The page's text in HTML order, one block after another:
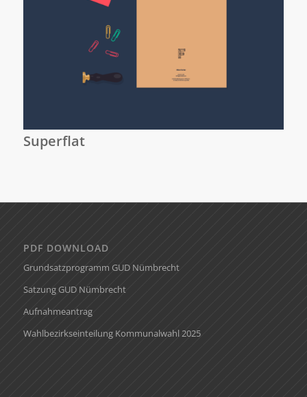
Superflat
PDF DOWNLOAD
Grundsatzprogramm GUD Nümbrecht
Satzung GUD Nümbrecht
Aufnahmeantrag
Wahlbezirkseinteilung Kommunalwahl 2025